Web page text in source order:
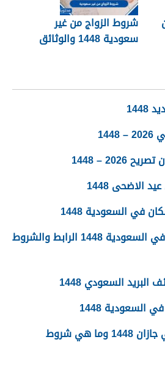
شروط الزواج من غير
سعودية 1448 والوثائق
– 1448
1448
في السعودية 1448
استخراج رخص حفر الابار في السعودية 1448 الرابط والشروط
السعودي 1448
1448
اسماء القبائل النازحة في جازان 1448 وما هي شروط